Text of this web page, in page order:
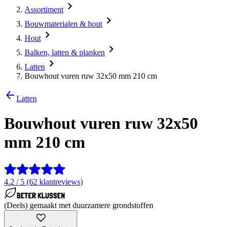
Assortiment
Bouwmaterialen & hout
Hout
Balken, latten & planken
Latten
Bouwhout vuren ruw 32x50 mm 210 cm
Latten
Bouwhout vuren ruw 32x50
mm 210 cm
4.2 / 5 (62 klantreviews)
(Deels) gemaakt met duurzamere grondstoffen